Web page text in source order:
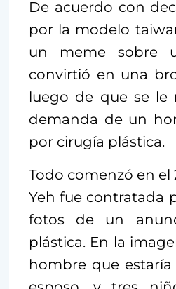
De acuerdo con
por la modelo
un meme sobre
convirtió en una
luego de que se le
demanda de un
por cirugía plástica.
Todo comenzó en el
Yeh fue contratada
fotos de un
plástica. En la
hombre que